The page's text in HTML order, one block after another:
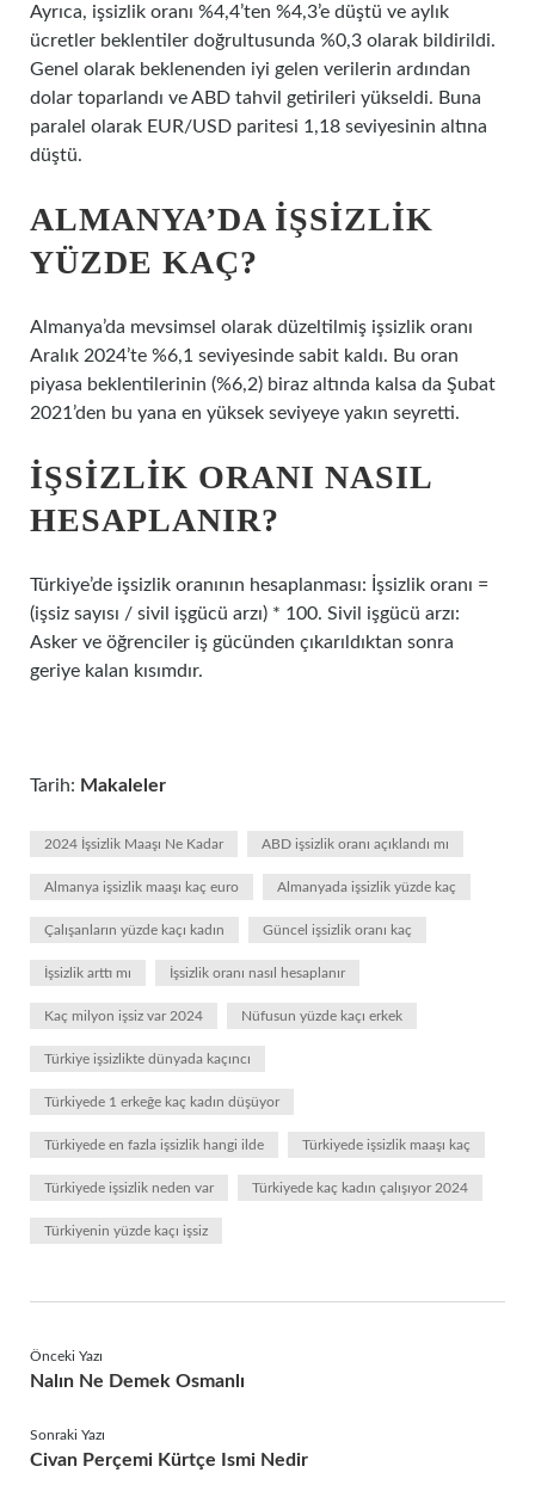
Ayrıca, işsizlik oranı %4,4’ten %4,3’e düştü ve aylık
ücretler beklentiler doğrultusunda %0,3 olarak bildirildi.
Genel olarak beklenenden iyi gelen verilerin ardından
dolar toparlandı ve ABD tahvil getirileri yükseldi. Buna
paralel olarak EUR/USD paritesi 1,18 seviyesinin altına
düştü.
ALMANYA’DA IŞSIZLIK
YÜZDE KAÇ?
Almanya’da mevsimsel olarak düzeltilmiş işsizlik oranı
Aralık 2024’te %6,1 seviyesinde sabit kaldı. Bu oran
piyasa beklentilerinin (%6,2) biraz altında kalsa da Şubat
2021’den bu yana en yüksek seviyeye yakın seyretti.
İŞSIZLIK ORANI NASIL
HESAPLANIR?
Türkiye’de işsizlik oranının hesaplanması: İşsizlik oranı =
(işsiz sayısı / sivil işgücü arzı) * 100. Sivil işgücü arzı:
Asker ve öğrenciler iş gücünden çıkarıldıktan sonra
geriye kalan kısımdır.
Tarih: Makaleler
2024 İşsizlik Maaşı Ne Kadar ABD işsizlik oranı açıklandı mı
Almanya işsizlik maaşı kaç euro Almanyada işsizlik yüzde kaç
Çalışanların yüzde kaçı kadın Güncel işsizlik oranı kaç
İşsizlik arttı mı İşsizlik oranı nasıl hesaplanır
Kaç milyon işsiz var 2024 Nüfusun yüzde kaçı erkek
Türkiye işsizlikte dünyada kaçıncı
Türkiyede 1 erkeğe kaç kadın düşüyor
Türkiyede en fazla işsizlik hangi ilde Türkiyede işsizlik maaşı kaç
Türkiyede işsizlik neden var Türkiyede kaç kadın çalışıyor 2024
Türkiyenin yüzde kaçı işsiz
Önceki Yazı
Nalın Ne Demek Osmanlı
Sonraki Yazı
Civan Perçemi Kürtçe Ismi Nedir